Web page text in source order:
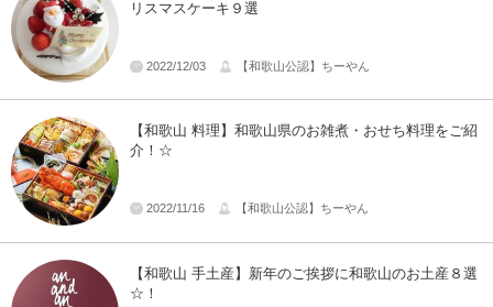
リスマスケーキ９選
2022/12/03 【和歌山公認】ちーやん
【和歌山 料理】和歌山県のお雑煮・おせち料理をご紹
介！☆
2022/11/16 【和歌山公認】ちーやん
【和歌山 手土産】新年のご挨拶に和歌山のお土産８選
☆！